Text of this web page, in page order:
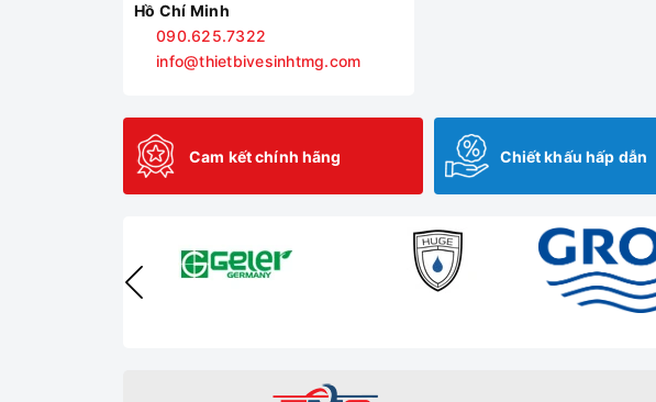
Hồ Chí Minh
090.625.7322
info@thietbivesinhtmg.com
Cam kết chính hãng Chiết khấu hấp dẫn